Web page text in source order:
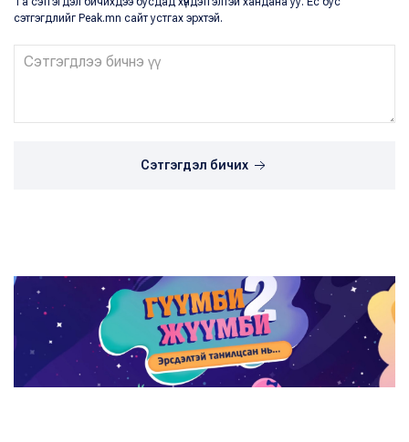
сэтгэгдлийг Peak.mn сайт устгах эрхтэй.
Сэтгэгдэл бичих